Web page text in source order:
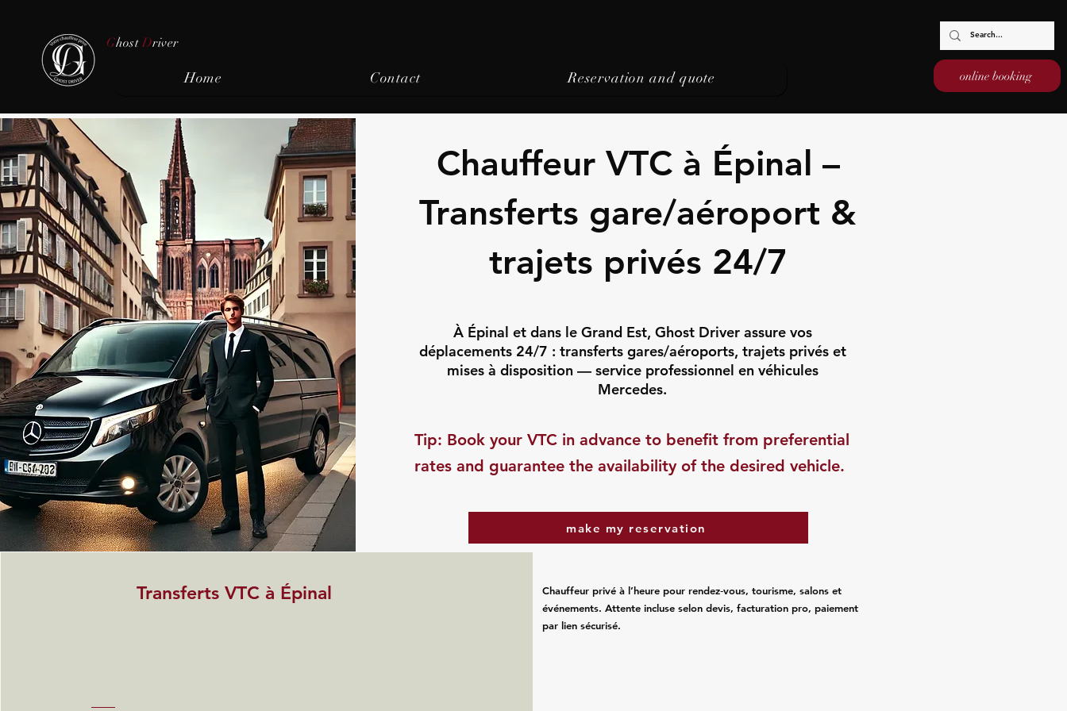
Ghost Driver
Home Contact Reservation and quote online booking
Chauffeur VTC à Épinal –
Transferts gare/aéroport &
trajets privés 24/7
À Épinal et dans le Grand Est, Ghost Driver assure vos
déplacements 24/7 : transferts gares/aéroports, trajets privés et
mises à disposition — service professionnel en véhicules
Mercedes.
​Tip: Book your VTC in advance to benefit from preferential
rates and guarantee the availability of the desired vehicle.
make my reservation
Transferts VTC à Épinal
Chauffeur privé à l’heure pour rendez‑vous, tourisme, salons et
événements. Attente incluse selon devis, facturation pro, paiement
par lien sécurisé.